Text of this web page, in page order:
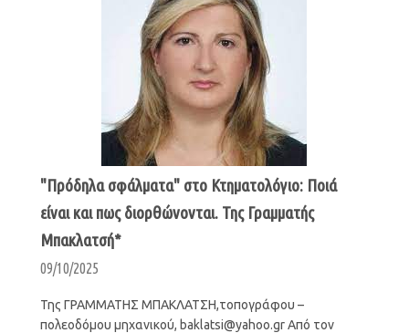
"Πρόδηλα σφάλματα" στο Κτηματολόγιο: Ποιά
είναι και πως διορθώνονται. Της Γραμματής
Μπακλατσή*
09/10/2025
Της ΓΡΑΜΜΑΤΗΣ ΜΠΑΚΛΑΤΣΗ,τοπογράφου –
πολεοδόμου μηχανικού, baklatsi@yahoo.gr Από τον